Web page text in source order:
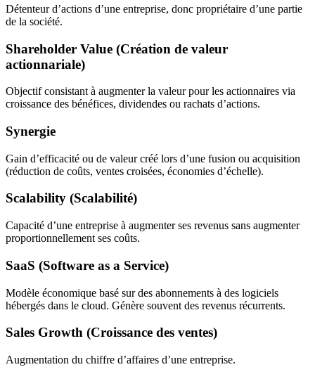
Détenteur d’actions d’une entreprise, donc propriétaire d’une partie
de la société.
Shareholder Value (Création de valeur
actionnariale)
Objectif consistant à augmenter la valeur pour les actionnaires via
croissance des bénéfices, dividendes ou rachats d’actions.
Synergie
Gain d’efficacité ou de valeur créé lors d’une fusion ou acquisition
(réduction de coûts, ventes croisées, économies d’échelle).
Scalability (Scalabilité)
Capacité d’une entreprise à augmenter ses revenus sans augmenter
proportionnellement ses coûts.
SaaS (Software as a Service)
Modèle économique basé sur des abonnements à des logiciels
hébergés dans le cloud. Génère souvent des revenus récurrents.
Sales Growth (Croissance des ventes)
Augmentation du chiffre d’affaires d’une entreprise.